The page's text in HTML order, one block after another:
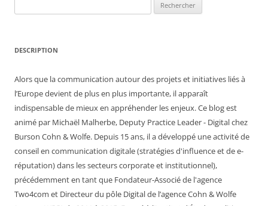
DESCRIPTION
Alors que la communication autour des projets et initiatives liés à
l’Europe devient de plus en plus importante, il apparaît
indispensable de mieux en appréhender les enjeux. Ce blog est
animé par Michaël Malherbe, Deputy Practice Leader - Digital chez
Burson Cohn & Wolfe. Depuis 15 ans, il a développé une activité de
conseil en communication digitale (stratégies d'influence et de e-
réputation) dans les secteurs corporate et institutionnel),
précédemment en tant que Fondateur-Associé de l'agence
Two4com et Directeur du pôle Digital de l’agence Cohn & Wolfe